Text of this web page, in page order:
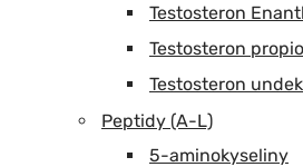
Testosteron
Testosteron
Testosteron
Peptidy (A-L)
5-aminokyseliny